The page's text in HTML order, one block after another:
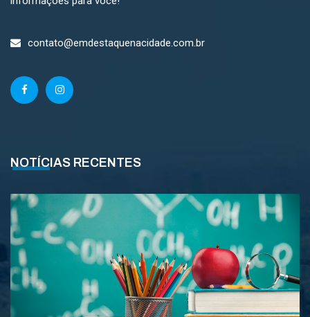
contato@emdestaquenacidade.com.br
NOTÍCIAS RECENTES